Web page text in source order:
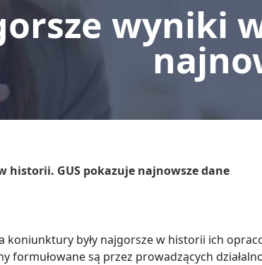
wyniki
historii. GUS pokazuje najnowsze dane
koniunktury były najgorsze w historii ich
formułowane są przez prowadzących